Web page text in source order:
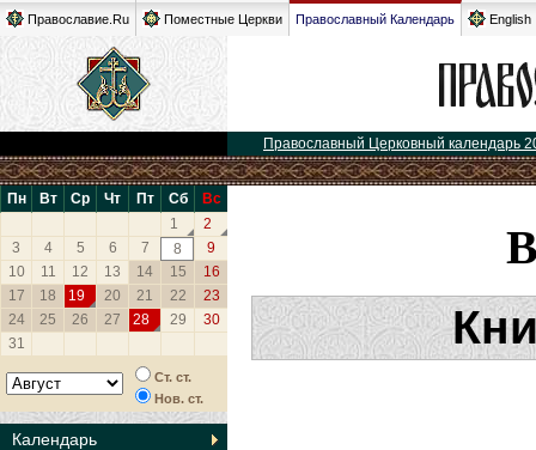
Православие.Ru Поместные Церкви Православный Календарь English
Православный Церковный календарь
Пн Вт Ср Чт Пт Сб
Вс
1
2
3
4 5 6 7 8
9
10
11 12 13 14 15
16
17
18 19 20 21 22
23
24
25 26 27 28 29
30
31
Ст. ст.
Нов. ст.
Календарь